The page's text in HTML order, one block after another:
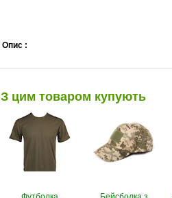
Опис :
З цим товаром купують